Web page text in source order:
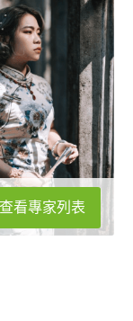
查看專家列表